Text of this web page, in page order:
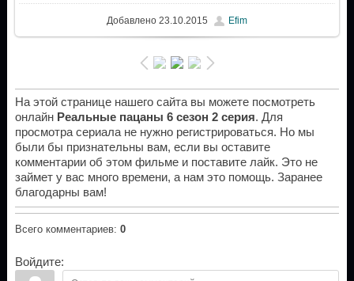
Добавлено23.10.2015 Efim
На этой странице нашего сайта вы можете посмотреть
онлайн Реальные пацаны 6 сезон 2 серия. Для
просмотра сериала не нужно регистрироваться. Но мы
были бы признательны вам, если вы оставите
комментарии об этом фильме и поставите лайк. Это не
займет у вас много времени, а нам это помощь. Заранее
благодарны вам!
Всего комментариев: 0
Войдите: